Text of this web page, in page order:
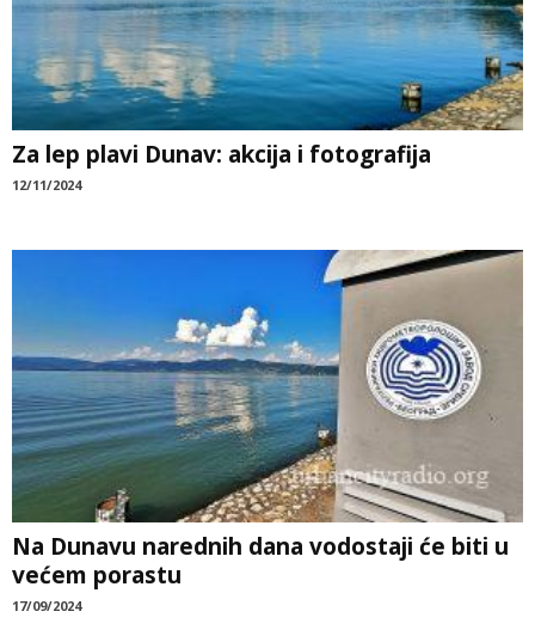
Za lep plavi Dunav: akcija i fotografija
12/11/2024
Na Dunavu narednih dana vodostaji će biti u
većem porastu
17/09/2024